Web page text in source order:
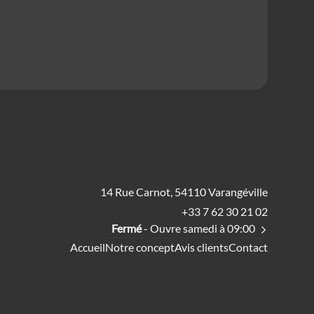
14 Rue Carnot, 54110 Varangéville
+33 7 62 30 21 02
Fermé- Ouvre samedi à 09:00
AccueilNotre conceptAvis clientsContact